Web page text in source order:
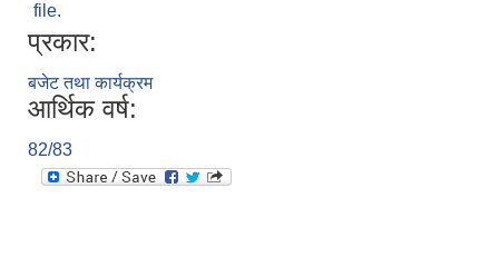
file.
प्रकार:
बजेट तथा कार्यक्रम
आर्थिक वर्ष:
82/83